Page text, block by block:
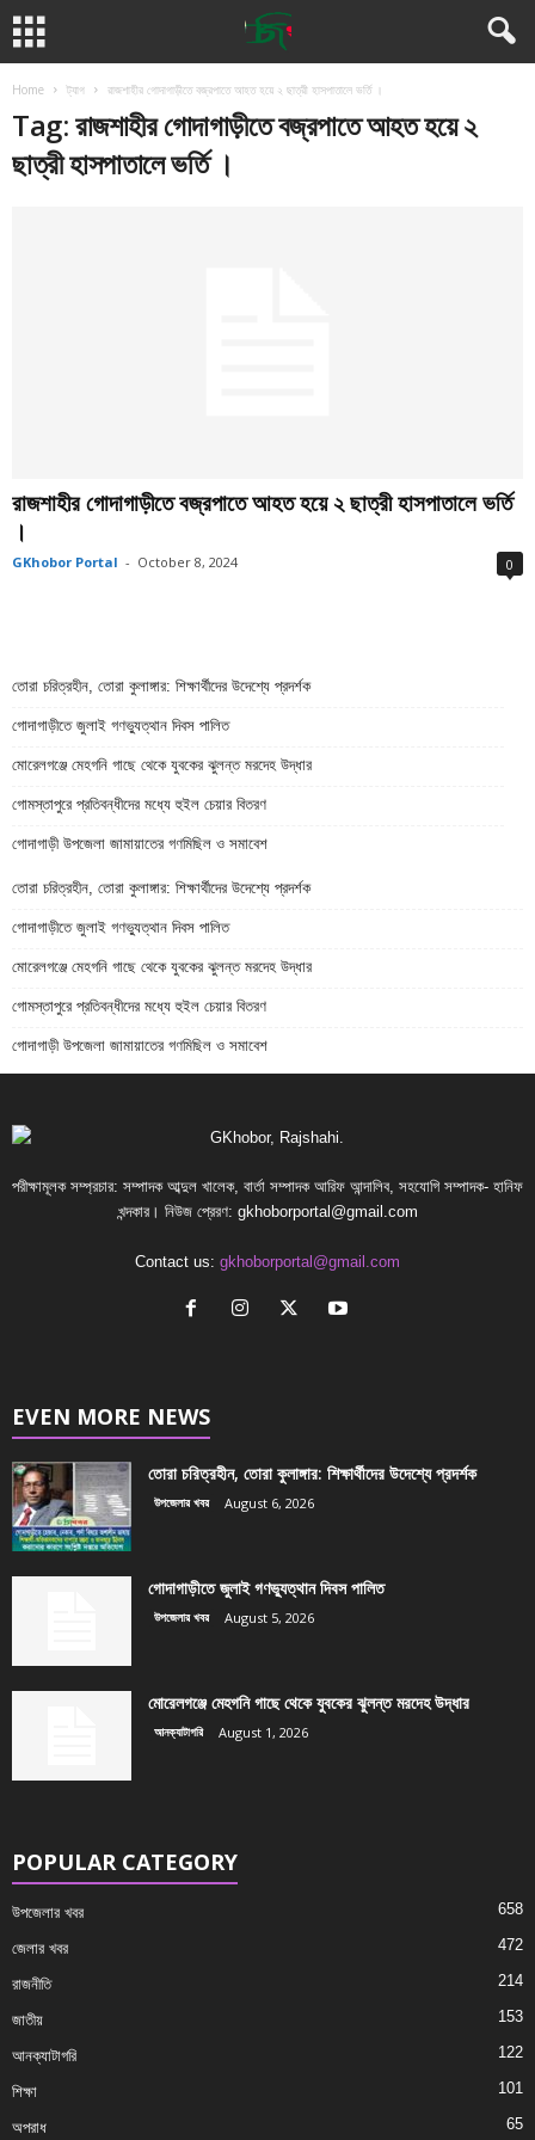
Home ট্যাগ রাজশাহীর গোদাগাড়ীতে বজ্রপাতে আহত হয়ে ২ ছাত্রী হাসপাতালে ভর্তি ।
Tag: রাজশাহীর গোদাগাড়ীতে বজ্রপাতে আহত হয়ে ২
ছাত্রী হাসপাতালে ভর্তি ।
রাজশাহীর গোদাগাড়ীতে বজ্রপাতে আহত হয়ে ২ ছাত্রী হাসপাতালে ভর্তি
।
GKhobor Portal - October 8, 2024 0
তোরা চরিত্রহীন, তোরা কুলাঙ্গার: শিক্ষার্থীদের উদেশ্যে প্রদর্শক
গোদাগাড়ীতে জুলাই গণভ্যুত্থান দিবস পালিত
মোরেলগঞ্জে মেহগনি গাছে থেকে যুবকের ঝুলন্ত মরদেহ উদ্ধার
গোমস্তাপুরে প্রতিবন্ধীদের মধ্যে হুইল চেয়ার বিতরণ
গোদাগাড়ী উপজেলা জামায়াতের গণমিছিল ও সমাবেশ
তোরা চরিত্রহীন, তোরা কুলাঙ্গার: শিক্ষার্থীদের উদেশ্যে প্রদর্শক
গোদাগাড়ীতে জুলাই গণভ্যুত্থান দিবস পালিত
মোরেলগঞ্জে মেহগনি গাছে থেকে যুবকের ঝুলন্ত মরদেহ উদ্ধার
গোমস্তাপুরে প্রতিবন্ধীদের মধ্যে হুইল চেয়ার বিতরণ
গোদাগাড়ী উপজেলা জামায়াতের গণমিছিল ও সমাবেশ
পরীক্ষামূলক সম্প্রচার: সম্পাদক আব্দুল খালেক, বার্তা সম্পাদক আরিফ আন্দালিব, সহযোগি সম্পাদক- হানিফ
খন্দকার। নিউজ প্রেরণ: gkhoborportal@gmail.com
Contact us: gkhoborportal@gmail.com
EVEN MORE NEWS
তোরা চরিত্রহীন, তোরা কুলাঙ্গার: শিক্ষার্থীদের উদেশ্যে প্রদর্শক
উপজেলার খবর August 6, 2026
গোদাগাড়ীতে জুলাই গণভ্যুত্থান দিবস পালিত
উপজেলার খবর August 5, 2026
মোরেলগঞ্জে মেহগনি গাছে থেকে যুবকের ঝুলন্ত মরদেহ উদ্ধার
আনক্যাটাগরি August 1, 2026
POPULAR CATEGORY
উপজেলার খবর 658
জেলার খবর 472
রাজনীতি 214
জাতীয় 153
আনক্যাটাগরি 122
শিক্ষা 101
অপরাধ 65